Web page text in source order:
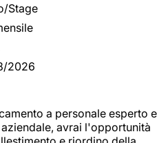
Stage
2026
a personale esperto e
avrai l'opportunità